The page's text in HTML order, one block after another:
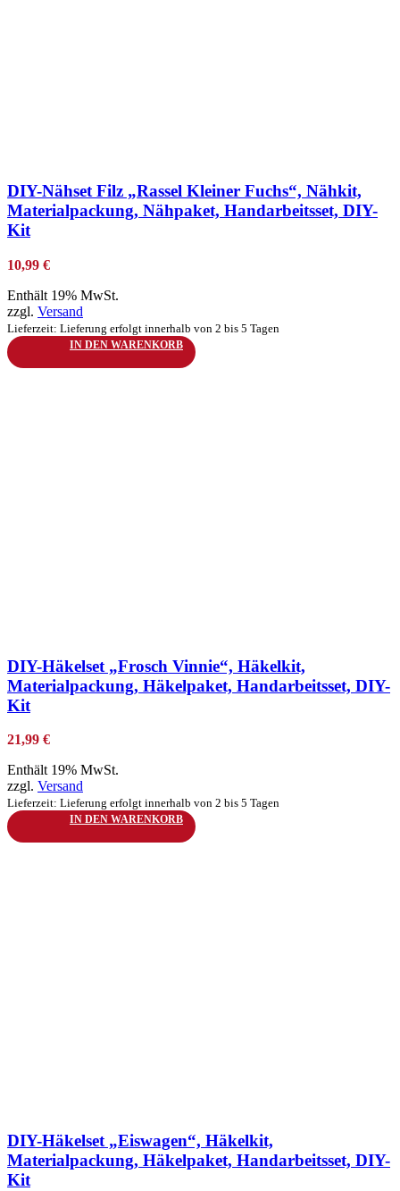
DIY-Nähset Filz „Rassel Kleiner Fuchs“, Nähkit,
Materialpackung, Nähpaket, Handarbeitsset, DIY-
Kit
10,99 €
Enthält 19% MwSt.
zzgl. Versand
Lieferzeit: Lieferung erfolgt innerhalb von 2 bis 5 Tagen
IN DEN WARENKORB
DIY-Häkelset „Frosch Vinnie“, Häkelkit,
Materialpackung, Häkelpaket, Handarbeitsset, DIY-
Kit
21,99 €
Enthält 19% MwSt.
zzgl. Versand
Lieferzeit: Lieferung erfolgt innerhalb von 2 bis 5 Tagen
IN DEN WARENKORB
DIY-Häkelset „Eiswagen“, Häkelkit,
Materialpackung, Häkelpaket, Handarbeitsset, DIY-
Kit